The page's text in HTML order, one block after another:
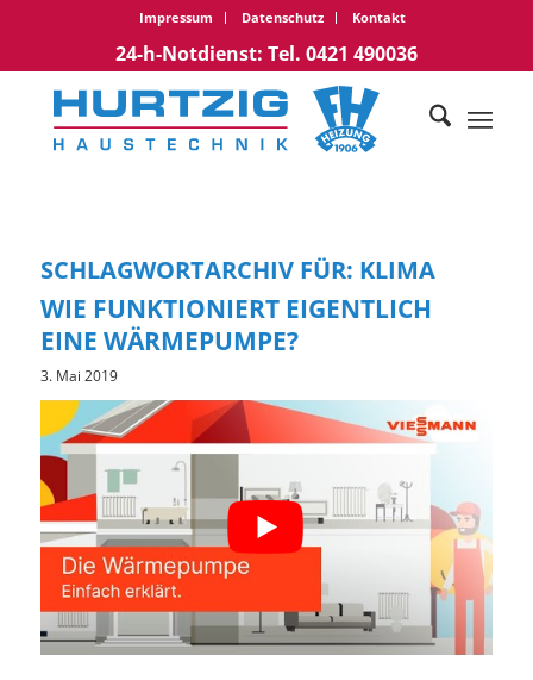
Impressum Datenschutz Kontakt
24-h-Notdienst: Tel. 0421 490036
SCHLAGWORTARCHIV FÜR: KLIMA
WIE FUNKTIONIERT EIGENTLICH
EINE WÄRMEPUMPE?
3. Mai 2019